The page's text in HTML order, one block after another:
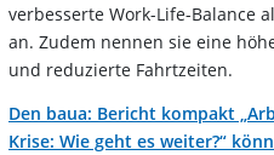
verbesserte Work-Life-Balance
an. Zudem nennen sie eine
und reduzierte Fahrtzeiten.
Den baua: Bericht kompakt
Krise: Wie geht es weiter?“